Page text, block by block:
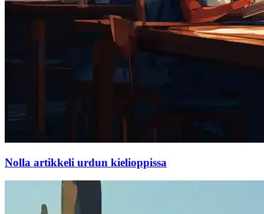
Nolla artikkeli urdun kielioppissa